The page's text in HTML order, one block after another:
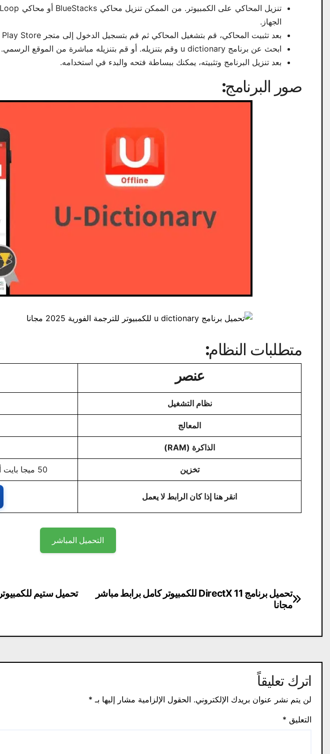
الجهاز.
بعد تثبيت المحاكي، قم بتشغيل المحاكي ثم قم بتسجيل الدخول إلى متجر Play Store من خلال حساب Gmail الخاص بك.
ابحث عن برنامج u dictionary وقم بتنزيله. أو قم بتنزيله مباشرة من الموقع الرسمي.
بعد تنزيل البرنامج وتثبيته، يمكنك ببساطة فتحه والبدء في استخدامه.
صور البرنامج:
متطلبات النظام:
عنصر
نظام التشغيل
المعالج
الذاكرة (RAM)
تخزين 50 ميجا بايت أو أكثر من مساحة التخزين المجانية
انقر هنا إذا كان الرابط لا يعمل
التحميل المباشر
تصفّح
المقالات
تحميل ستيم للكمبيوتر Steam 2025 مجانا برابط مباشر
تحميل برنامج DirectX 11 للكمبيوتر كامل برابط مباشر
مجانا
اترك تعليقاً
لن يتم نشر عنوان بريدك الإلكتروني. الحقول الإلزامية مشار إليها بـ *
التعليق *